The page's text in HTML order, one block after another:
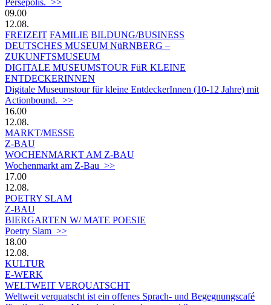
09.00
12.08.
FREIZEIT FAMILIE BILDUNG/BUSINESS
DEUTSCHES MUSEUM NüRNBERG –
ZUKUNFTSMUSEUM
DIGITALE MUSEUMSTOUR FüR KLEINE
ENTDECKERINNEN
Digitale Museumstour für kleine EntdeckerInnen (10-12 Jahre) mit
Actionbound. >>
16.00
12.08.
MARKT/MESSE
Z-BAU
WOCHENMARKT AM Z-BAU
Wochenmarkt am Z-Bau >>
17.00
12.08.
POETRY SLAM
Z-BAU
BIERGARTEN W/ MATE POESIE
Poetry Slam >>
18.00
12.08.
KULTUR
E-WERK
WELTWEIT VERQUATSCHT
Weltweit verquatscht ist ein offenes Sprach- und Begegnungscafé